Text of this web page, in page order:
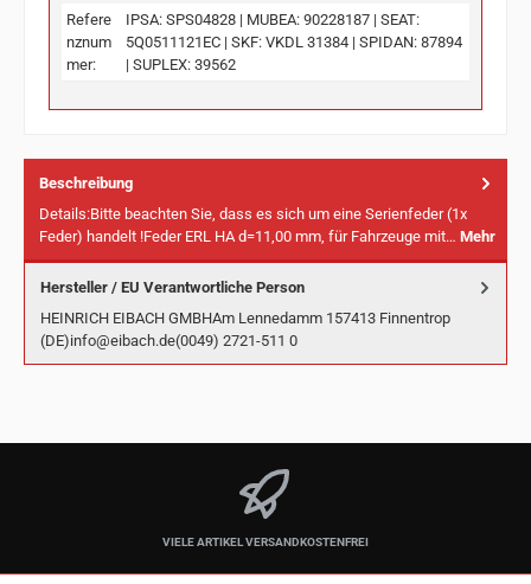
Refere
nznum
mer:
IPSA: SPS04828 | MUBEA: 90228187 | SEAT:
5Q0511121EC | SKF: VKDL 31384 | SPIDAN: 87894
| SUPLEX: 39562
Beschreibung
Details:Bitte beachten Sie, dass es sich um eine Serienfeder (1x
Feder) handelt !Feder ERL HA d=11,00 mm, für Fahrzeuge mit… Mehr
Hersteller / EU Verantwortliche Person
HEINRICH EIBACH GMBHAm Lennedamm 157413 Finnentrop
(DE)info@eibach.de(0049) 2721-511 0
VIELE ARTIKEL VERSANDKOSTENFREI